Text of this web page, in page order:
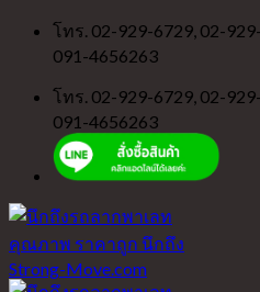
Skip
content
โทร. 02-929-6729, 02-
091-4656263
โทร. 02-929-6729, 02-
091-4656263